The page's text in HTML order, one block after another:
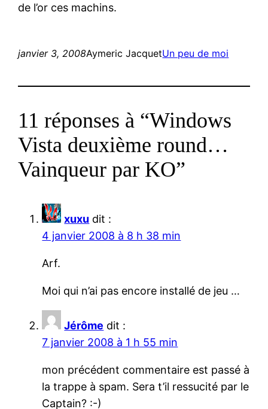
de l’or ces machins.
janvier 3, 2008Aymeric JacquetUn peu de moi
11 réponses à “Windows
Vista deuxième round…
Vainqueur par KO”
xuxu dit :
4 janvier 2008 à 8 h 38 min
Arf.
Moi qui n’ai pas encore installé de jeu …
Jérôme dit :
7 janvier 2008 à 1 h 55 min
mon précédent commentaire est passé à
la trappe à spam. Sera t’il ressucité par le
Captain? :-)